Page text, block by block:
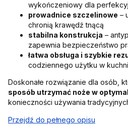
wykończeniowy dla
prowadnice szczelinowe –
chronią krawędź tnącą
stabilna konstrukcja –
zapewnia bezpieczeństwo
łatwa obsługa i szybkie
codziennego użytku w kuchni
Doskonałe rozwiązanie dla osób,
sposób utrzymać noże w
konieczności używania
Przejdź do pełnego opisu